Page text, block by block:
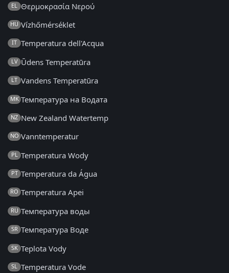
EL Θερμοκρασία Νερού
HU Vízhőmérséklet
IT Temperatura dell'Acqua
LV Ūdens Temperatūra
LT Vandens Temperatūra
MK Температура на Водата
NZ New Zealand Watertemp
NO Vanntemperatur
PL Temperatura Wody
PT Temperatura da Água
RO Temperatura Apei
RU Температура воды
SR Температура Воде
SK Teplota Vody
SL Temperatura Vode